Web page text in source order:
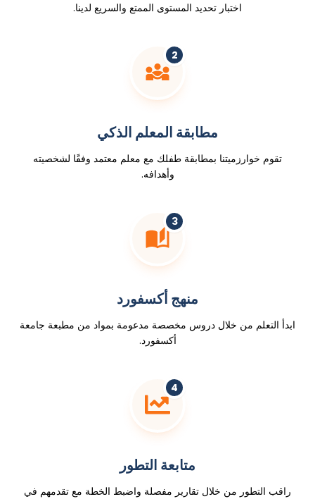
اختبار تحديد المستوى الممتع والسريع لدينا.
2
مطابقة المعلم الذكي
تقوم خوارزميتنا بمطابقة طفلك مع معلم معتمد وفقًا لشخصيته
وأهدافه.
3
منهج أكسفورد
ابدأ التعلم من خلال دروس مخصصة مدعومة بمواد من مطبعة جامعة
أكسفورد.
4
متابعة التطور
راقب التطور من خلال تقارير مفصلة واضبط الخطة مع تقدمهم في